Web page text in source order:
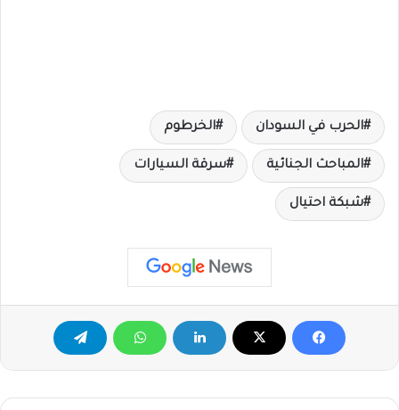
الحرب في السودان الخرطوم
المباحث الجنائية سرقة السيارات
شبكة احتيال